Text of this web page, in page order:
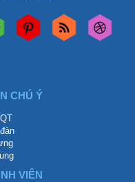
CHÚ Ý
VIÊN